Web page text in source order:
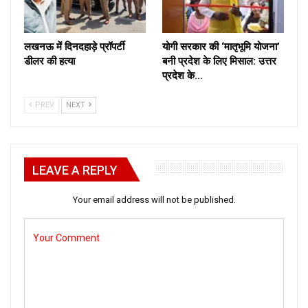
लखनऊ में दिनदहाड़े प्रॉपर्टी
डीलर की हत्या
योगी सरकार की ‘मातृभूमि योजना’
बनी प्रदेश के लिए मिसाल: उत्तर
प्रदेश के…
PREV NEXT
LEAVE A REPLY
Your email address will not be published.